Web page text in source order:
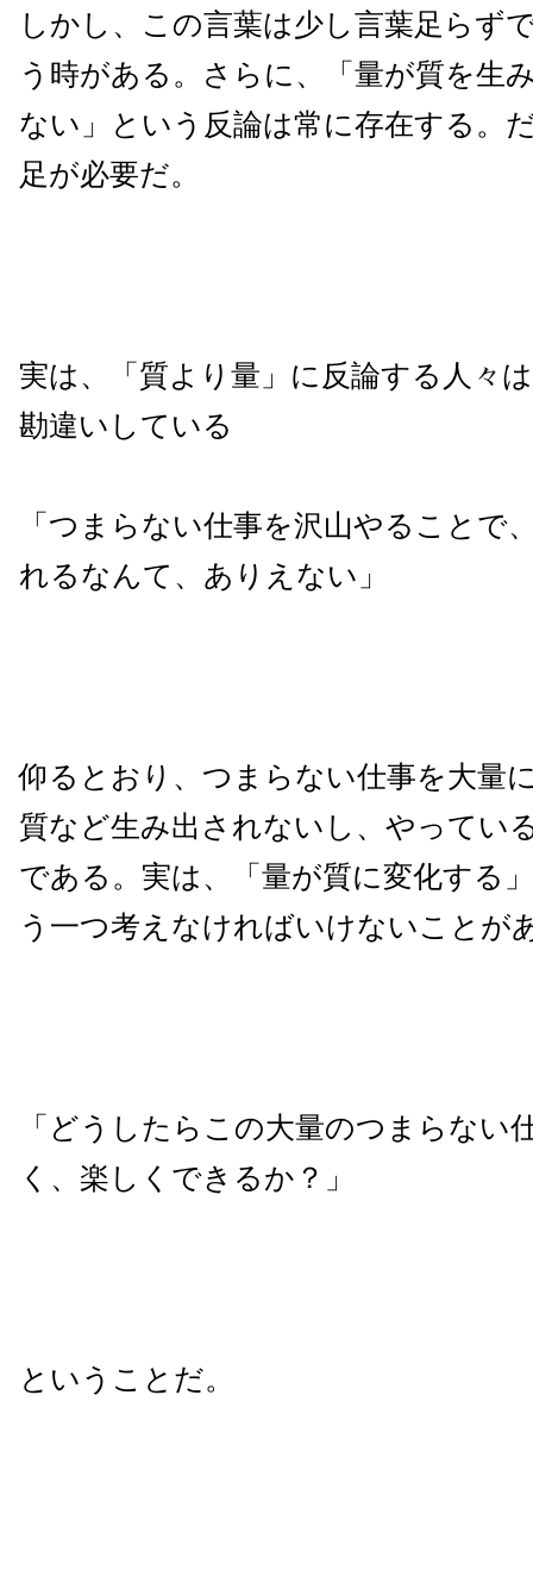
しかし、この言葉は少し言葉足らず
う時がある。さらに、「量が質を生
ない」という反論は常に存在する。
足が必要だ。
実は、「質より量」に反論する人々
勘違いしている
「つまらない仕事を沢山やることで
れるなんて、ありえない」
仰るとおり、つまらない仕事を大量
質など生み出されないし、やってい
である。実は、「量が質に変化する
う一つ考えなければいけないことが
「どうしたらこの大量のつまらない
く、楽しくできるか？」
ということだ。